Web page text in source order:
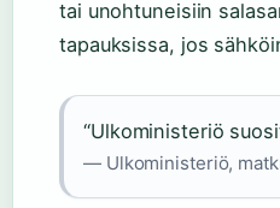
tai unohtuneisiin
tapauksissa, jos
“Ulkoministeriö
— Ulkoministeriö,